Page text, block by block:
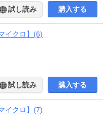
試し読み 購入する
イクロ】(6)
試し読み 購入する
イクロ】(7)